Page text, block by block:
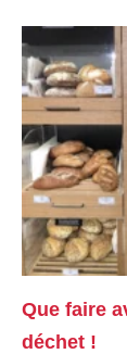
Que faire
déchet !